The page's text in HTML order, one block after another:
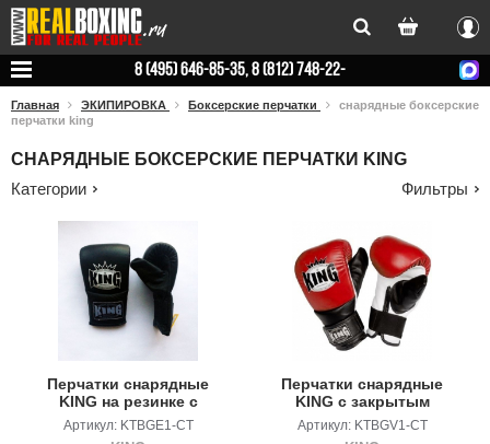
Вход
8 (495) 646-85-35, 8 (812) 748-22-
Главная ЭКИПИРОВКА Боксерские перчатки
снарядные боксерские
перчатки king
СНАРЯДНЫЕ БОКСЕРСКИЕ ПЕРЧАТКИ KING
Категории
Фильтры
Перчатки снарядные
KING на резинке c
закр.пальцем
Артикул: KTBGE1-CT
Перчатки снарядные
KING c закрытым
пальцем
Артикул: KTBGV1-CT